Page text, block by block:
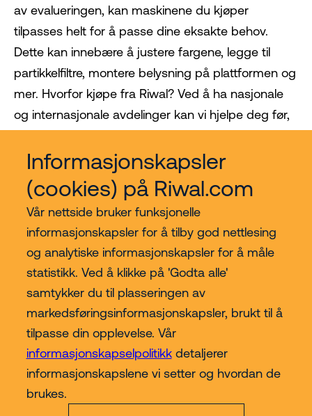
Informasjonskapsler
(cookies) på Riwal.com
Vår nettside bruker funksjonelle
informasjonskapsler for å tilby god nettlesing
og analytiske informasjonskapsler for å måle
statistikk. Ved å klikke på 'Godta alle'
samtykker du til plasseringen av
markedsføringsinformasjonskapsler, brukt til å
tilpasse din opplevelse. Vår
informasjonskapselpolitikkdetaljerer
informasjonskapslene vi setter og hvordan de
brukes.
av evalueringen, kan maskinene du kjøper
tilpasses helt for å passe dine eksakte behov.
Dette kan innebære å justere fargene, legge til
partikkelfiltre, montere belysning på plattformen og
mer. Hvorfor kjøpe fra Riwal? Ved å ha nasjonale
og internasjonale avdelinger kan vi hjelpe deg før,
Kjøp hos Riwal Norge
Contact
Mer